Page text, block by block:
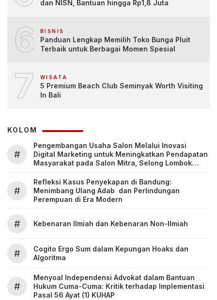
dan NISN, Bantuan hingga Rp1,8 Juta
6 BISNIS
Panduan Lengkap Memilih Toko Bunga Pluit
Terbaik untuk Berbagai Momen Spesial
7 WISATA
5 Premium Beach Club Seminyak Worth Visiting
In Bali
KOLOM
#
Pengembangan Usaha Salon Melalui Inovasi
Digital Marketing untuk Meningkatkan Pendapatan
Masyarakat pada Salon Mitra, Selong Lombok
#
Refleksi Kasus Penyekapan di Bandung:
Menimbang Ulang Adab dan Perlindungan
Perempuan di Era Modern
# Kebenaran Ilmiah dan Kebenaran Non-Ilmiah
#
Cogito Ergo Sum dalam Kepungan Hoaks dan
Algoritma
#
Menyoal Independensi Advokat dalam Bantuan
Hukum Cuma-Cuma: Kritik terhadap Implementasi
Pasal 56 Ayat (1) KUHAP